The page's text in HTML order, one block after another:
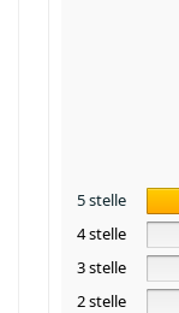
5 stelle
4 stelle
3 stelle
2 stelle